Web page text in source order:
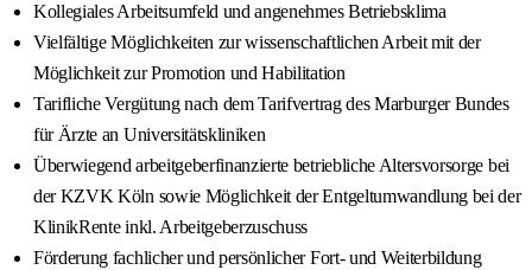
Kollegiales Arbeitsumfeld und angenehmes Betriebsklima
Vielfältige Möglichkeiten zur wissenschaftlichen Arbeit mit der
Möglichkeit zur Promotion und Habilitation
Tarifliche Vergütung nach dem Tarifvertrag des Marburger Bundes
für Ärzte an Universitätskliniken
Überwiegend arbeitgeberfinanzierte betriebliche Altersvorsorge bei
der KZVK Köln sowie Möglichkeit der Entgeltumwandlung bei der
KlinikRente inkl. Arbeitgeberzuschuss
Förderung fachlicher und persönlicher Fort- und Weiterbildung